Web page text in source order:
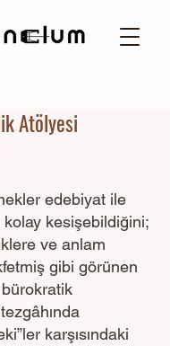
Atölyesi
edebiyat ile
kolay kesişebildiğini;
ve anlam
gibi görünen
karşısındaki